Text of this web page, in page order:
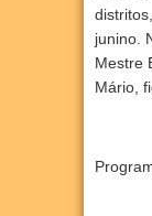
junino.
Mestre
Mário,